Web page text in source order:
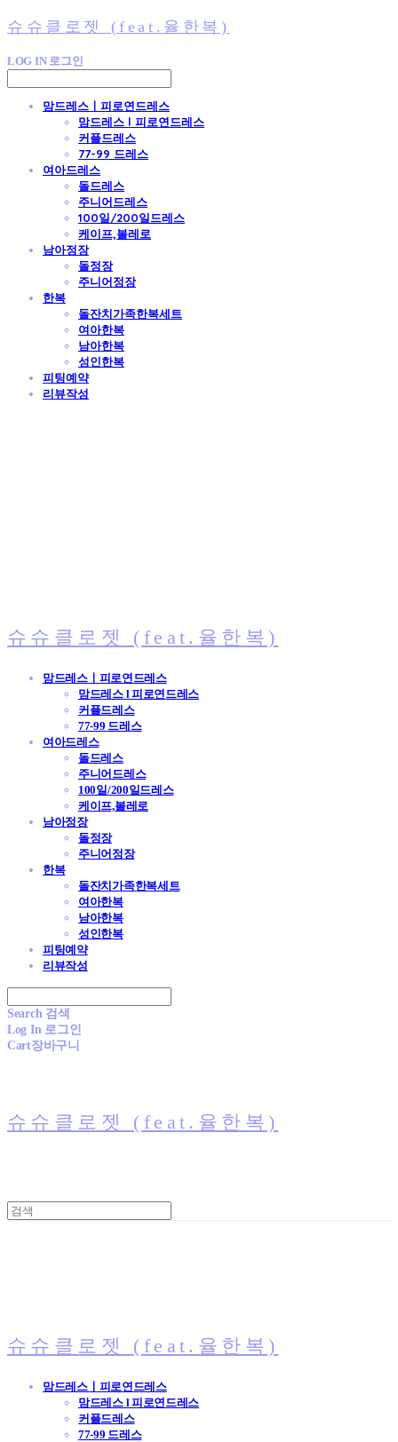
슈슈클로젯 (feat.율한복)
LOG IN 로그인
맘드레스ㅣ피로연드레스
맘드레스 l 피로연드레스
커플드레스
77-99 드레스
여아드레스
돌드레스
주니어드레스
100일/200일드레스
케이프,볼레로
남아정장
돌정장
주니어정장
한복
돌잔치가족한복세트
여아한복
남아한복
성인한복
피팅예약
리뷰작성
슈슈클로젯 (feat.율한복)
맘드레스ㅣ피로연드레스
맘드레스 l 피로연드레스
커플드레스
77-99 드레스
여아드레스
돌드레스
주니어드레스
100일/200일드레스
케이프,볼레로
남아정장
돌정장
주니어정장
한복
돌잔치가족한복세트
여아한복
남아한복
성인한복
피팅예약
리뷰작성
Search 검색
Log In 로그인
Cart장바구니
슈슈클로젯 (feat.율한복)
슈슈클로젯 (feat.율한복)
맘드레스ㅣ피로연드레스
맘드레스 l 피로연드레스
커플드레스
77-99 드레스